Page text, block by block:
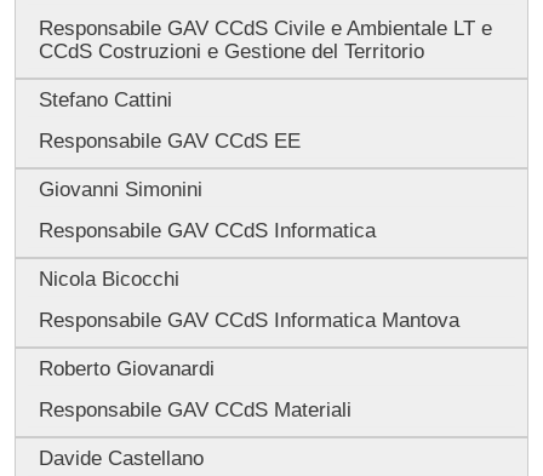
Responsabile GAV CCdS Civile e Ambientale LT e
CCdS Costruzioni e Gestione del Territorio
Stefano Cattini
Responsabile GAV CCdS EE
Giovanni Simonini
Responsabile GAV CCdS Informatica
Nicola Bicocchi
Responsabile GAV CCdS Informatica Mantova
Roberto Giovanardi
Responsabile GAV CCdS Materiali
Davide Castellano